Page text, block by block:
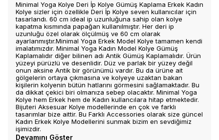
Minimal Yoga Kolye Deri İp Kolye Gümüş Kaplama Erkek Kadın
Kolye sizler için özellikle Deri İp Kolye seven kullanıcılar için
tasarlandı. 60 cm ideal ip uzunluğuna sahip olan kolye
kapatma kısmında papağan kullanılmıştır. Her deri ip
uzunluğu özel olarak ölçülmüş ve 60 cm olarak
ayarlanmıştır.Minimal Yoga Erkek Model Kolye tamamen kendi
imalatımızdır. Minimal Yoga Kadın Model Kolye Gümüş
Kaplamalıdır diğer bilinen adı Antik Gümüş Kaplamalıdır. Ürün
yüzeyi pürüzlü ve desenlidir. Düz ve parlak bir yüzey değil
onun aksine Antik bir görünümü vardır. Bu da ürüne ait
gölgelerin ortaya çıkmasına ve kolyeye uzaktan bakan
kişilerin kolyenin bütün hatlarını görmesini sağlamaktadır. Bu
da dikkat çekici biri olmanıza sebep olacaktır. Minimal Yoga
Kolye hem Erkek hem de Kadın kullancılara hitap etmektedir.
Bijuteri Aksesuar Kolye modellerinde en çok ve farklı
tasarımlar bize aittir. Bu Farklı Accessories olarak size güncel
Kadın Erkek Kolye Modellerini sunmak bizim en sevdiğimiz
işimizdir.
Devamını Göster